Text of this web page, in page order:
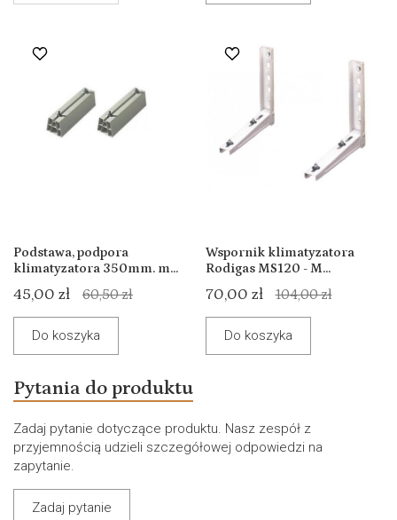
Podstawa, podpora
klimatyzatora 350mm. m...
45,00 zł 60,50 zł
Do koszyka
Wspornik klimatyzatora
Rodigas MS120 - M...
70,00 zł 104,00 zł
Do koszyka
Pytania do produktu
Zadaj pytanie dotyczące produktu. Nasz zespół z
przyjemnością udzieli szczegółowej odpowiedzi na
zapytanie.
Zadaj pytanie